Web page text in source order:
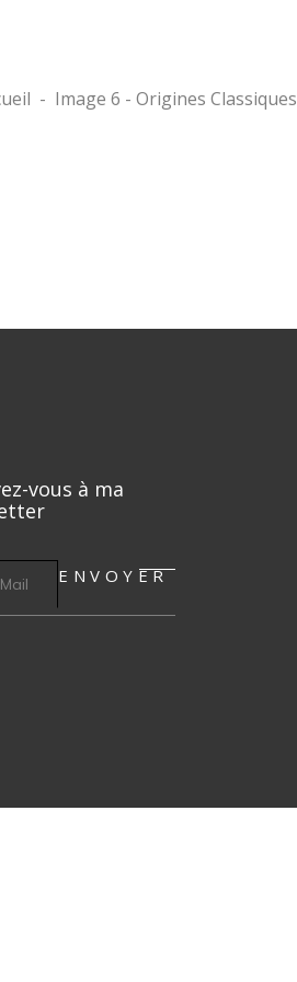
- Image 6 - Origines Classiques
vous à ma